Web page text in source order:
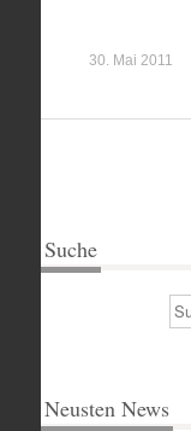
30. Mai 2011
Suche
Neusten News